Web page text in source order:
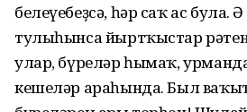
белеүебеҙсә, һәр саҡ ас була.
тулыһынса йыртҡыстар
улар, бүреләр һымаҡ, урманда
кешеләр араһында. Был